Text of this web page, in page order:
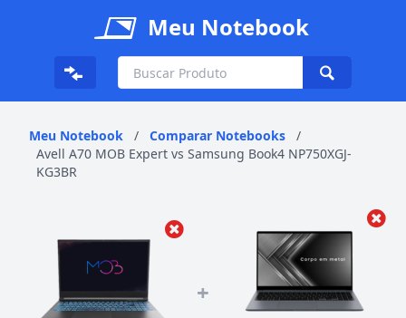
Meu Notebook
Meu Notebook / Comparar Notebooks
/
Avell A70 MOB Expert vs Samsung Book4 NP750XGJ-
KG3BR
+